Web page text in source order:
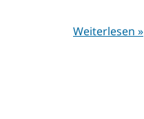
Weiterlesen »